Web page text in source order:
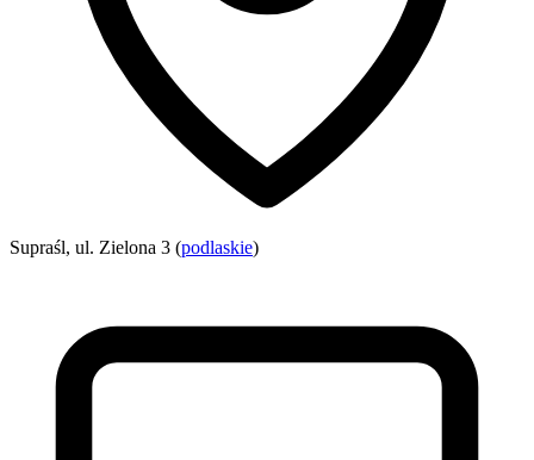
Supraśl, ul. Zielona 3 (podlaskie)